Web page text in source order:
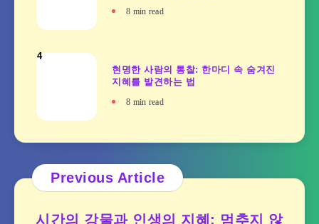
8 min read
4
현명한 사람의 통찰: 한마디 속 숨겨진
지혜를 발견하는 법
8 min read
Previous Article
시간의 강물과 인생의 지혜: 멈추지 않